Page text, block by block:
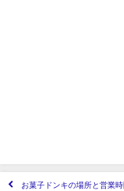
お菓子ドンキの場所と営業